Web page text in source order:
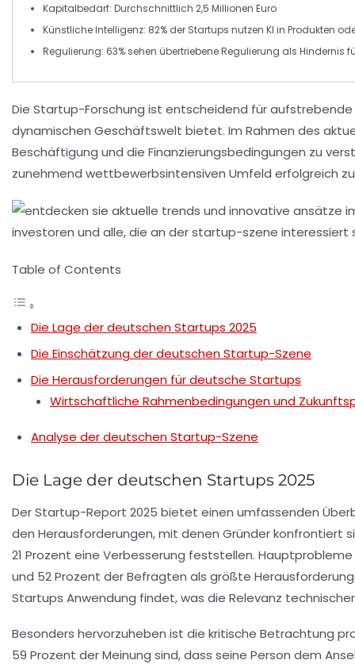
Kapitalbedarf: Durchschnittlich 2,5 Millionen Euro
Künstliche Intelligenz: 82% der Startups nutzen KI in Produkten
Regulierung: 63% sehen übertriebene Regulierung als Hindernis
Die Startup-Forschung ist entscheidend für
dynamischen Geschäftswelt bietet. Im Rahmen des
Beschäftigung und die Finanzierungsbedingungen zu
zunehmend wettbewerbsintensiven Umfeld erfolgreich
Table of Contents
Die Lage der deutschen Startups 2025
Die Einschätzung der deutschen Startup-Szene
Die Herausforderungen für deutsche Startups
Wirtschaftliche Rahmenbedingungen und
Analyse der deutschen Startup-Szene
Die Lage der deutschen Startups 2025
DerStartup-Report 2025 bietet einen umfassenden
den Herausforderungen, mit denen Gründer konfrontiert
21 Prozent eine Verbesserung feststellen.
und 52 Prozent der Befragten als größte
Startups Anwendung findet, was die Relevanz
Besonders hervorzuheben ist die kritische Betrachtung
59 Prozent der Meinung sind, dass seine Person dem